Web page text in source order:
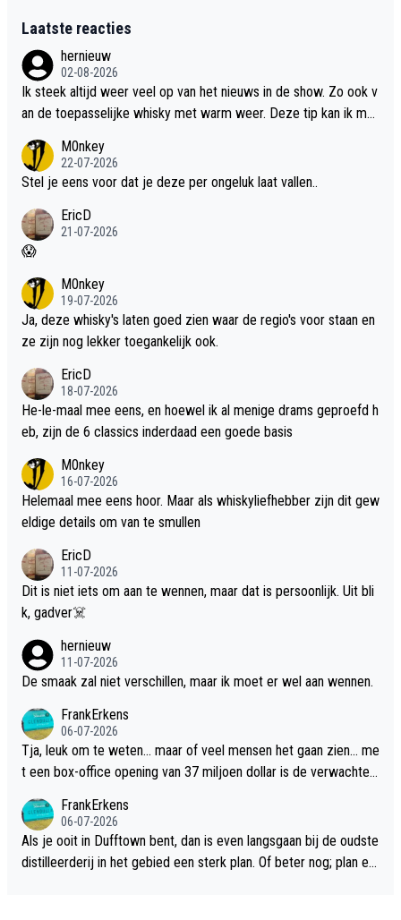
Laatste reacties
hernieuw
02-08-2026
Ik steek altijd weer veel op van het nieuws in de show. Zo ook v
an de toepasselijke whisky met warm weer. Deze tip kan ik met
M0nkey
22-07-2026
Stel je eens voor dat je deze per ongeluk laat vallen..
EricD
21-07-2026
😱
M0nkey
19-07-2026
Ja, deze whisky's laten goed zien waar de regio's voor staan en
ze zijn nog lekker toegankelijk ook.
EricD
18-07-2026
He-le-maal mee eens, en hoewel ik al menige drams geproefd h
eb, zijn de 6 classics inderdaad een goede basis
M0nkey
16-07-2026
Helemaal mee eens hoor. Maar als whiskyliefhebber zijn dit gew
eldige details om van te smullen
EricD
11-07-2026
Dit is niet iets om aan te wennen, maar dat is persoonlijk. Uit bli
k, gadver☠️
hernieuw
11-07-2026
De smaak zal niet verschillen, maar ik moet er wel aan wennen.
FrankErkens
06-07-2026
Tja, leuk om te weten... maar of veel mensen het gaan zien... me
t een box-office opening van 37 miljoen dollar is de verwachte
FrankErkens
06-07-2026
Als je ooit in Dufftown bent, dan is even langsgaan bij de oudste
distilleerderij in het gebied een sterk plan. Of beter nog; plan ee